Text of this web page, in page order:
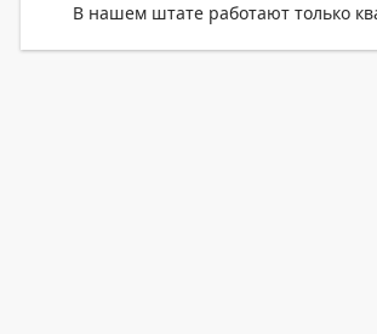
В нашем штате работают только